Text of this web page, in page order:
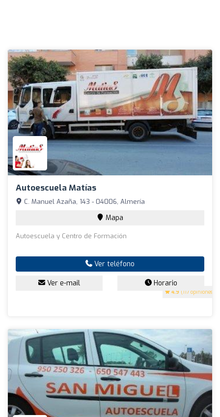
Autoescuela Matías
4.9 (117 opiniones)
C. Manuel Azaña, 143 - 04006, Almería
Mapa
Autoescuela y Centro de Formación
Ver teléfono
Ver e-mail Horario